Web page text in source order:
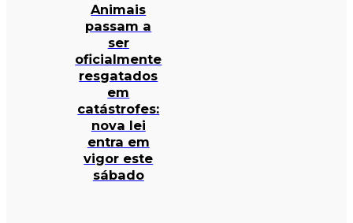
Animais
passam a
ser
oficialmente
resgatados
em
catástrofes:
nova lei
entra em
vigor este
sábado